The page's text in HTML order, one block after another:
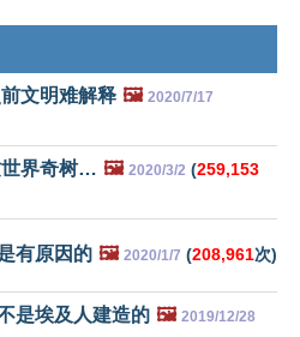
文明难解释 🖼️ 2020/7/17
世界奇树… 🖼️ 2020/3/2 (259,153
有原因的 🖼️ 2020/1/7 (208,961次)
是埃及人建造的 🖼️ 2019/12/28